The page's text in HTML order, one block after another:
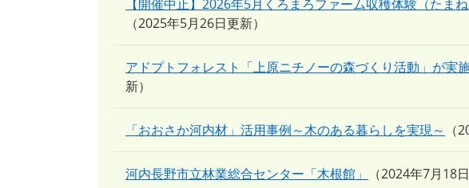
【開催中止】2026年5月くろまろファーム収穫体験（たま
2025年5月26日更新
アドプトフォレスト「上原ニチノーの森づくり活動」が実
新
「おおさか河内材」活用事例～木のある暮らしを実現～
河内長野市立林業総合センター「木根館」 2024年7月18